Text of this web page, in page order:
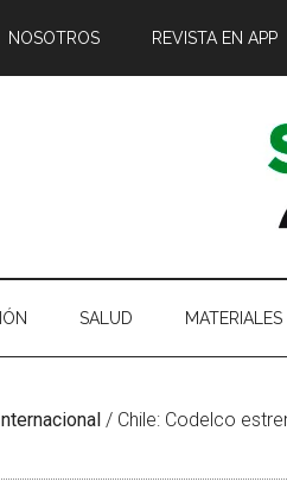
NOSOTROS REVISTA EN APP
SALUD
/ Chile: Codelco